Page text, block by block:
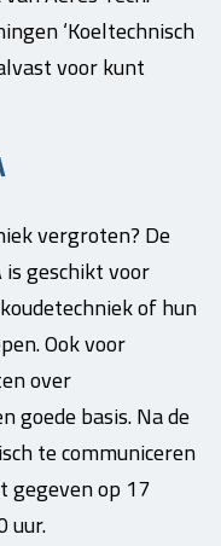
‘Koeltechnisch
voor kunt
vergroten? De
geschikt voor
of hun
Ook voor
over
goede basis. Na de
te communiceren
gegeven op 17
uur.